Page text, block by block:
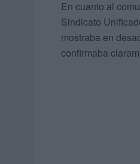
En cuanto al
Sindicato
mostraba en
confirmaba